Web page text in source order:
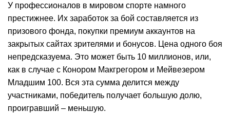
У профессионалов в мировом спорте намного
престижнее. Их заработок за бой составляется из
призового фонда, покупки премиум аккаунтов на
закрытых сайтах зрителями и бонусов. Цена одного боя
непредсказуема. Это может быть 10 миллионов, или,
как в случае с Конором Макгрегором и Мейвезером
Младшим 100. Вся эта сумма делится между
участниками, победитель получает большую долю,
проигравший – меньшую.